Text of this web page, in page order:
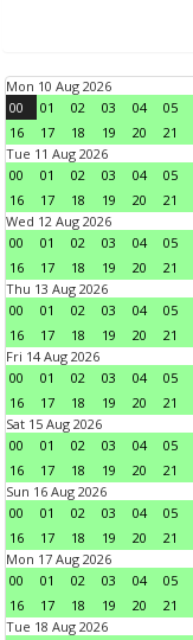
Mon 10 Aug 2026
00
01 02 03 04 05
16
17 18 19 20 21
Tue 11 Aug 2026
00
01 02 03 04 05
16
17 18 19 20 21
Wed 12 Aug 2026
00
01 02 03 04 05
16
17 18 19 20 21
Thu 13 Aug 2026
00
01 02 03 04 05
16
17 18 19 20 21
Fri 14 Aug 2026
00
01 02 03 04 05
16
17 18 19 20 21
Sat 15 Aug 2026
00
01 02 03 04 05
16
17 18 19 20 21
Sun 16 Aug 2026
00
01 02 03 04 05
16
17 18 19 20 21
Mon 17 Aug 2026
00
01 02 03 04 05
16
17 18 19 20 21
Tue 18 Aug 2026